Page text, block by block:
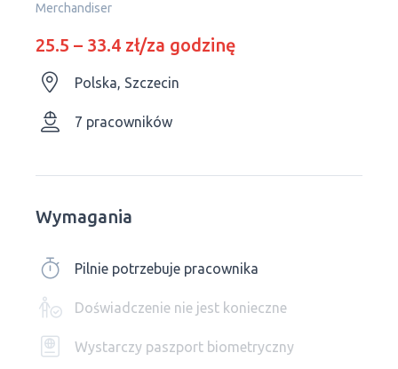
Merchandiser
25.5 – 33.4 zł/za godzinę
Polska, Szczecin
7 pracowników
Wymagania
Pilnie potrzebuje pracownika
Doświadczenie nie jest konieczne
Wystarczy paszport biometryczny